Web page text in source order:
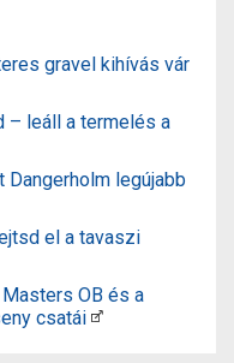
gravel kihívás vár
– leáll a termelés a
legújabb
el a tavaszi
OB és a
csatái